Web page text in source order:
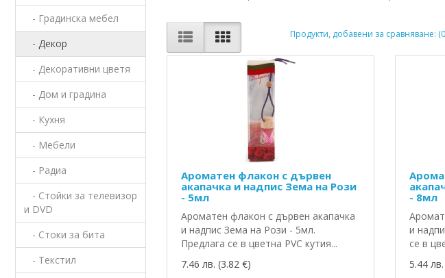
- Градинска мебел
- Декор
- Декоративни цветя
- Дом и градина
- Кухня
- Мебели
- Радиа
- Стойки за телевизор
и DVD
- Стоки за бита
- Текстил
Продукти, добавени за сравняване:
Ароматен флакон с дървен
акапачка и надпис Зема на Рози
- 5мл
Ароматен флакон с дървен акапачка
и надпис Зема на Рози - 5мл.
Предлага се в цветна PVC кутия...
7.46 лв. (3.82 €)
- 8мл
и
се в
5.44